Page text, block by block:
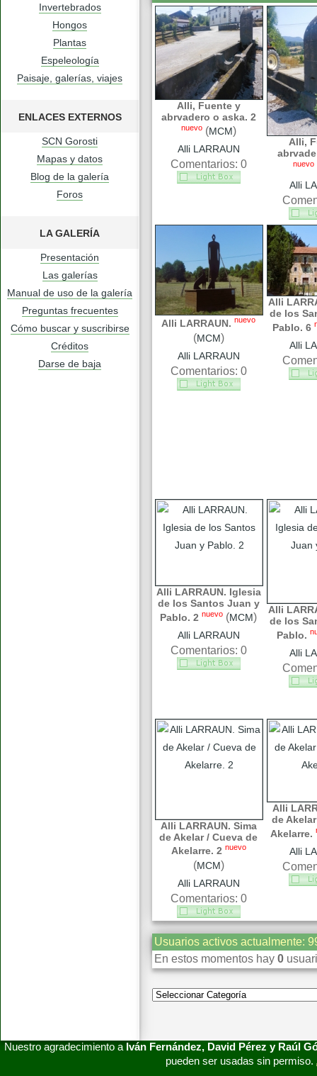
Invertebrados
Hongos
Plantas
Espeleología
Paisaje, galerías, viajes
ENLACES EXTERNOS
SCN Gorosti
Mapas y datos
Blog de la galería
Foros
LA GALERÍA
Presentación
Las galerías
Manual de uso de la galería
Preguntas frecuentes
Cómo buscar y suscribirse
Créditos
Darse de baja
Alli, Fuente y
abrvadero o aska. 2
nuevo(MCM)
Alli LARRAUN
Comentarios: 0
Alli,
nuevo
Alli
Alli LARRAUN. nuevo
(MCM)
Alli LARRAUN
Comentarios: 0
Alli
de los
Pablo. 6
Alli
Alli LARRAUN. Iglesia
de los Santos Juan y
Pablo. 2 nuevo (MCM)
Alli LARRAUN
Comentarios: 0
Alli
de los
Pablo.
Alli
Alli LARRAUN. Sima
de Akelar / Cueva de
Akelarre. 2 nuevo
(MCM)
Alli LARRAUN
Comentarios: 0
Alli
de
Akelarre.
Alli
Usuarios activos actualmente:
En estos momentos hay 0
Nuestro agradecimiento a Iván Fernández, David Pérez y Raúl
pueden ser usadas sin permiso.